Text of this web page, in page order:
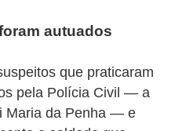
autuados
que praticaram
pela Polícia Civil — a
Maria da Penha — e